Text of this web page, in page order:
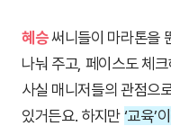
혜승써니들이 마라톤을
나눠 주고, 페이스도 체
사실 매니저들의 관점으
있거든요. 하지만‘교육’